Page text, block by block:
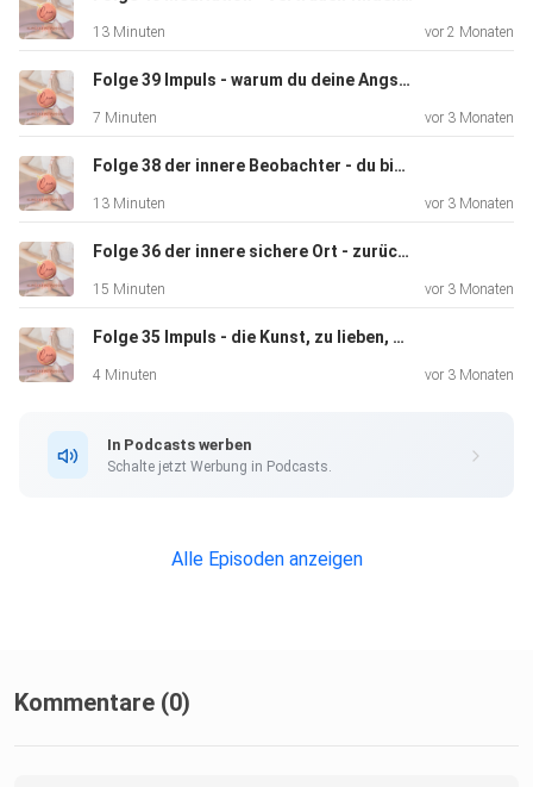
13 Minuten vor 2 Monaten
Folge 39 Impuls - warum du deine Angst nicht wegmachen solltest
7 Minuten vor 3 Monaten
Folge 38 der innere Beobachter - du bist nicht deine Gedanken
13 Minuten vor 3 Monaten
Folge 36 der innere sichere Ort - zurück in Ruhe & Geborgenheit
15 Minuten vor 3 Monaten
Folge 35 Impuls - die Kunst, zu lieben, was ist
4 Minuten vor 3 Monaten
In Podcasts werben
Schalte jetzt Werbung in Podcasts.
Alle Episoden anzeigen
Kommentare (0)